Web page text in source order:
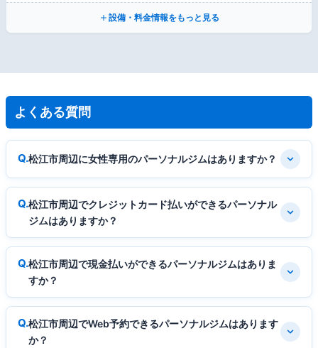
設備・料金情報をもっと見る
よくある質問
松江市周辺に女性専用のパーソナルジムはありますか？
松江市周辺でクレジットカード払いができるパーソナル
ジムはありますか？
松江市周辺で現金払いができるパーソナルジムはありま
すか？
松江市周辺でWeb予約できるパーソナルジムはあります
か？